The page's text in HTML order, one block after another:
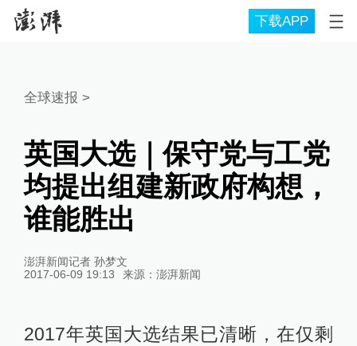
下载APP
全球速报 >
英国大选｜保守党与工党
均提出组建新政府构想，
谁能胜出
澎湃新闻记者 孙梦文
2017-06-09 19:13
来源： 澎湃新闻
2017年英国大选结果已清晰，在仅剩